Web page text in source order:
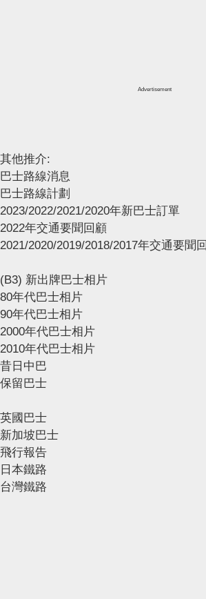
Advertisement
其他推介:
巴士路線消息
巴士路線計劃
2023/2022/2021/2020年新巴士訂單
2022年交通要聞回顧
2021/2020/2019/2018/2017年交通要聞
(B3) 新出牌巴士相片
80年代巴士相片
90年代巴士相片
2000年代巴士相片
2010年代巴士相片
昔日中巴
保留巴士
英國巴士
新加坡巴士
飛行報告
日本鐵路
台灣鐵路